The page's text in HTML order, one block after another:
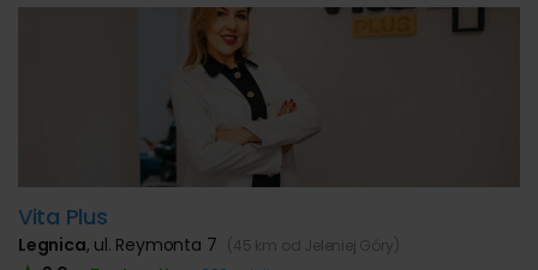
Vita Plus
Legnica, ul. Reymonta 7 (45 km od Jeleniej Góry)